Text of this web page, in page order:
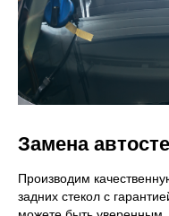
Замена
Производим
задних стекол с